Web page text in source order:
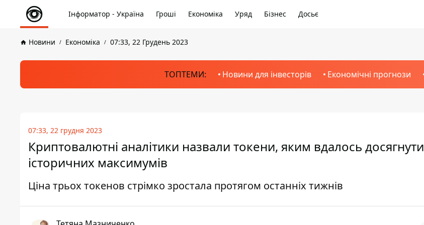
Інформатор - Україна Гроші Економіка Уряд Бізнес Досьє
Новини Економіка 07:33, 22 Грудень 2023
ТОПТЕМИ: Новини для інвесторів Економічні прогнози
07:33, 22 грудня 2023
Криптовалютні аналітики назвали токени, яким вдалось досягнути
історичних максимумів
Ціна трьох токенов стрімко зростала протягом останніх тижнів